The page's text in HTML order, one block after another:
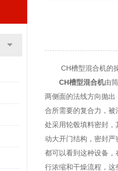
CH槽型混合机的
CH槽型混合机由
两侧面的法线方向抛
合所需要的复合力，
处采用轮毂填料密封
动大开门结构，密封
都可以看到这种设备
行浓缩和干燥流程，这